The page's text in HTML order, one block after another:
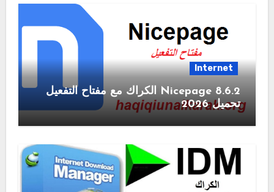
Internet
Nicepage 8.6.2 الكراك مع مفتاح التفعيل
تحميل 2026